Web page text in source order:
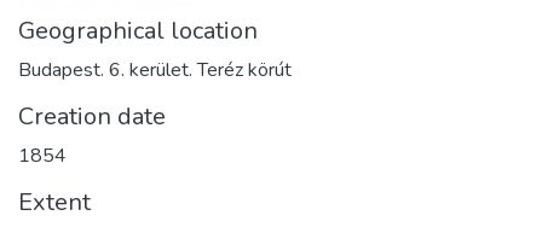
Geographical location
Budapest. 6. kerület. Teréz körút
Creation date
1854
Extent